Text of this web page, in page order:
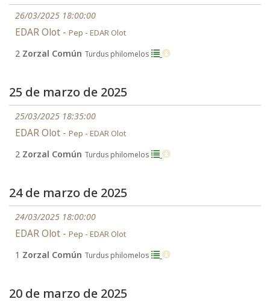
26/03/2025 18:00:00
EDAR Olot - Pep - EDAR Olot
2 Zorzal Común Turdus philomelos
25 de marzo de 2025
25/03/2025 18:35:00
EDAR Olot - Pep - EDAR Olot
2 Zorzal Común Turdus philomelos
24 de marzo de 2025
24/03/2025 18:00:00
EDAR Olot - Pep - EDAR Olot
1 Zorzal Común Turdus philomelos
20 de marzo de 2025